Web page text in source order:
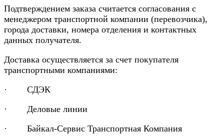
Подтверждением заказа считается согласования с
менеджером транспортной компании (перевозчика),
города доставки, номера отделения и контактных
данных получателя.
Доставка осуществляется за счет покупателя
транспортными компаниями:
· СДЭК
· Деловые линии
· Байкал-Сервис Транспортная Компания